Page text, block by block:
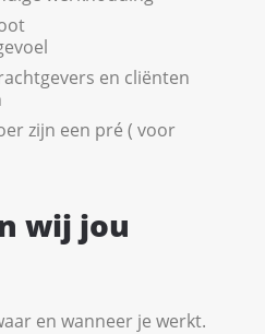
en cliënten
zijn een pré ( voor
wij jou
en wanneer je werkt.